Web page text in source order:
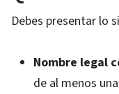
Debes presentar lo
Nombre legal
de al menos